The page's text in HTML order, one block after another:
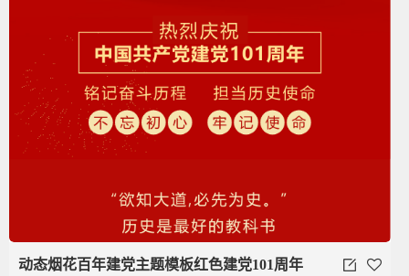
动态烟花百年建党主题模板红色建党101周年